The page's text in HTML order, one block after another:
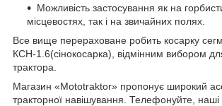
Можливість застосування як на
місцевостях, так і на звичайних полях.
Все вище перераховане робить косарку
КСН-1.6(сінокосарка), відмінним вибором
трактора.
Магазин «Mototraktor» пропонує широкий
тракторної навішування. Телефонуйте, наші